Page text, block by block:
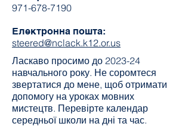
971-678-7190
Електронна пошта:
steered@nclack.k12.or.us
Ласкаво просимо до 2023-24
навчального року. Не соромтеся
звертатися до мене, щоб отримати
допомогу на уроках мовних
мистецтв. Перевірте календар
середньої школи на дні та час.